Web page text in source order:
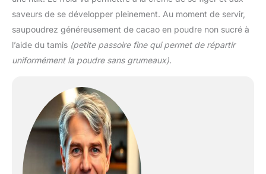
saveurs de se développer pleinement. Au moment de servir,
saupoudrez généreusement de cacao en poudre non sucré à
l’aide du tamis (petite passoire fine qui permet de répartir
uniformément la poudre sans grumeaux).